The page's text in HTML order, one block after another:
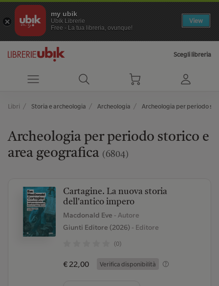
my ubik
Ubik Librerie
Free - La tua libreria, ovunque!
View
Scegli libreria
Libri Storia e archeologia Archeologia Archeologia per periodo
Archeologia per periodo storico e
area geografica (6804)
Cartagine. La nuova storia
dell'antico impero
Macdonald Eve - Autore
Giunti Editore (2026)- Editore
(0)
€ 22,00 Verifica disponibilità